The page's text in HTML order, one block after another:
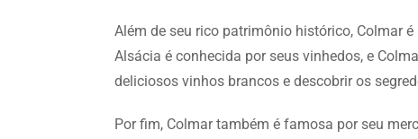
Além de seu rico patrimônio histórico, Colmar
Alsácia é conhecida por seus vinhedos, e
deliciosos vinhos brancos e descobrir os
Por fim, Colmar também é famosa por seu